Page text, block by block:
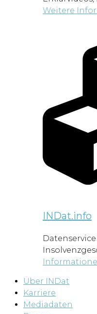
Weitere
INDat.info
Über INDat
Karriere
Mediadaten